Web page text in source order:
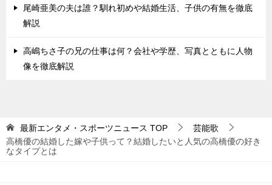
尾崎亜美の夫は誰？馴れ初めや結婚生活、子供の有無を徹底
解説
高嶋ちさ子の兄の仕事は何？会社や学歴、写真とともに人物
像を徹底解説
最新エンタメ・スポーツニュース TOP
芸能歌
高橋優の結婚した嫁や子供って？結婚したいと人気の高橋優の好き
なタイプとは